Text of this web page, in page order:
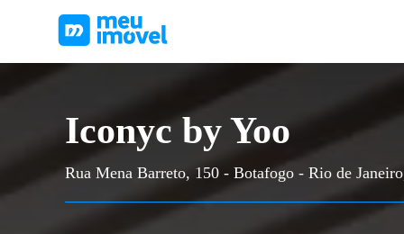
Iconyc by Yoo
Rua Mena Barreto, 150 - Botafogo - Rio de